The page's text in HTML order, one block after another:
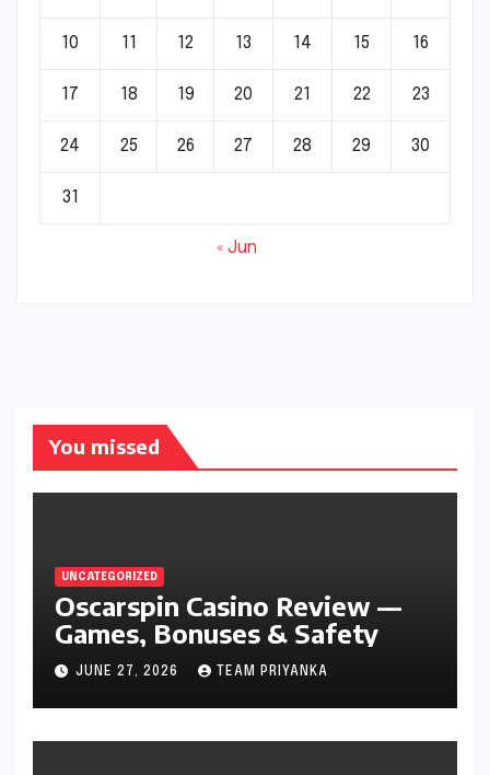
10 11 12 13 14 15 16
17 18 19 20 21 22 23
24 25 26 27 28 29 30
31
« Jun
You missed
UNCATEGORIZED
Oscarspin Casino Review —
Games, Bonuses & Safety
JUNE 27, 2026 TEAM PRIYANKA